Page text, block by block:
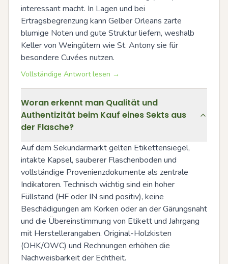
interessant macht. In Lagen und bei
Ertragsbegrenzung kann Gelber Orleans zarte
blumige Noten und gute Struktur liefern, weshalb
Keller von Weingütern wie St. Antony sie für
besondere Cuvées nutzen.
Vollständige Antwort lesen →
Woran erkennt man Qualität und
Authentizität beim Kauf eines Sekts aus
der Flasche?
Auf dem Sekundärmarkt gelten Etikettensiegel,
intakte Kapsel, sauberer Flaschenboden und
vollständige Provenienzdokumente als zentrale
Indikatoren. Technisch wichtig sind ein hoher
Füllstand (HF oder IN sind positiv), keine
Beschädigungen am Korken oder an der Gärungsnaht
und die Übereinstimmung von Etikett und Jahrgang
mit Herstellerangaben. Original-Holzkisten
(OHK/OWC) und Rechnungen erhöhen die
Nachweisbarkeit der Echtheit.